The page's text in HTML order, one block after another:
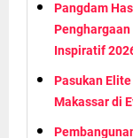
Pangdam
Inspiratif
Pasukan
Makassar di